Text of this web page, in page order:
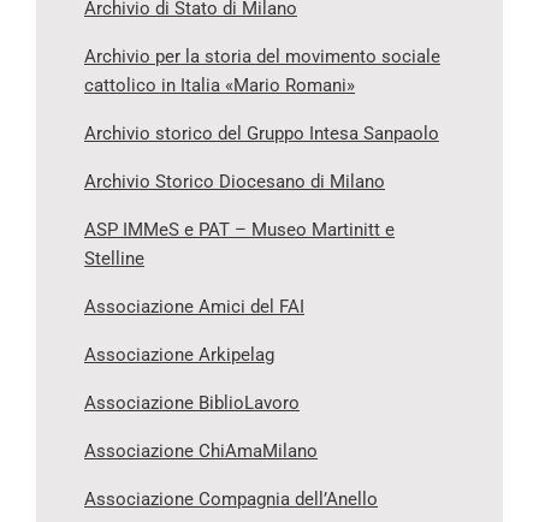
Archivio di Stato di Milano
Archivio per la storia del movimento sociale
cattolico in Italia «Mario Romani»
Archivio storico del Gruppo Intesa Sanpaolo
Archivio Storico Diocesano di Milano
ASP IMMeS e PAT – Museo Martinitt e
Stelline
Associazione Amici del FAI
Associazione Arkipelag
Associazione BiblioLavoro
Associazione ChiAmaMilano
Associazione Compagnia dell’Anello